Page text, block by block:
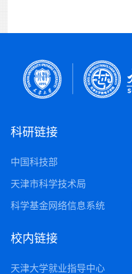
科研链接
中国科技部
天津市科学技术局
科学基金网络信息系统
校内链接
天津大学就业指导中心